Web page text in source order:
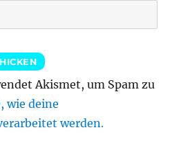
Akismet, um Spam zu
wie deine
werden.